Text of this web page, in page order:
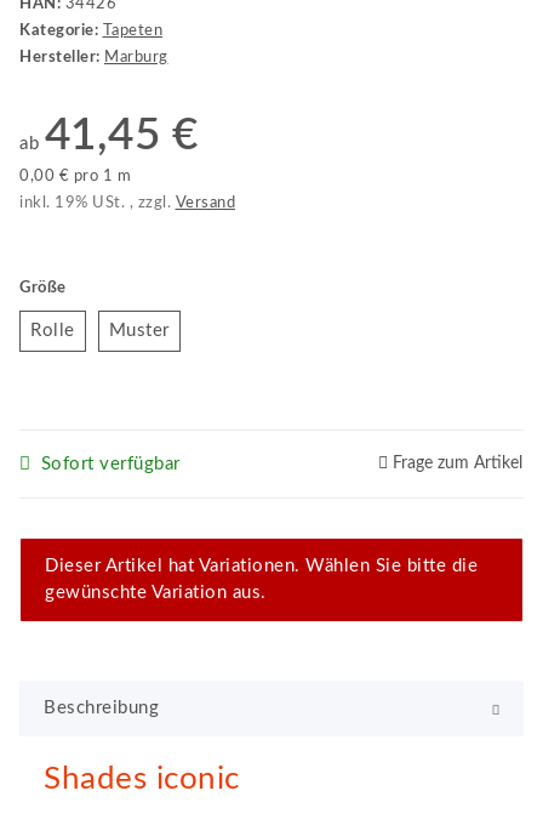
HAN: 34426
Kategorie:
Tapeten
Hersteller: Marburg
ab 41,45 €
0,00 € pro 1 m
inkl. 19% USt. , zzgl. Versand
Größe
RolleRolleMusterMuster
Sofort verfügbar Frage zum Artikel
x
Dieser Artikel hat Variationen. Wählen Sie bitte die
gewünschte Variation aus.
Beschreibung
Shades iconic